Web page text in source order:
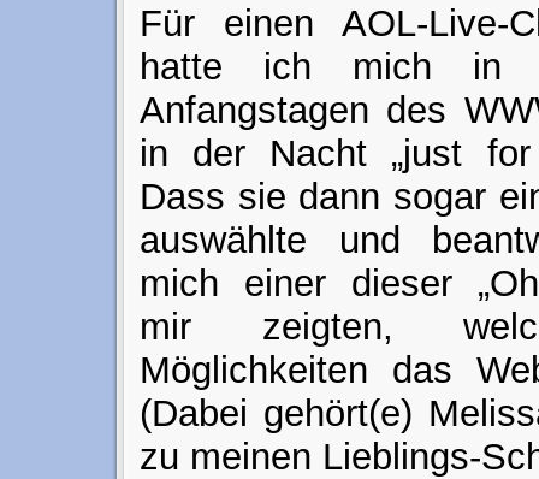
Für einen AOL-Live-
hatte ich mich in
Anfangstagen des
in der Nacht „just for
Dass sie dann sogar
auswählte und
mich einer dieser
mir zeigten,
Möglichkeiten das
(Dabei gehört(e)
zu meinen Lieblings-